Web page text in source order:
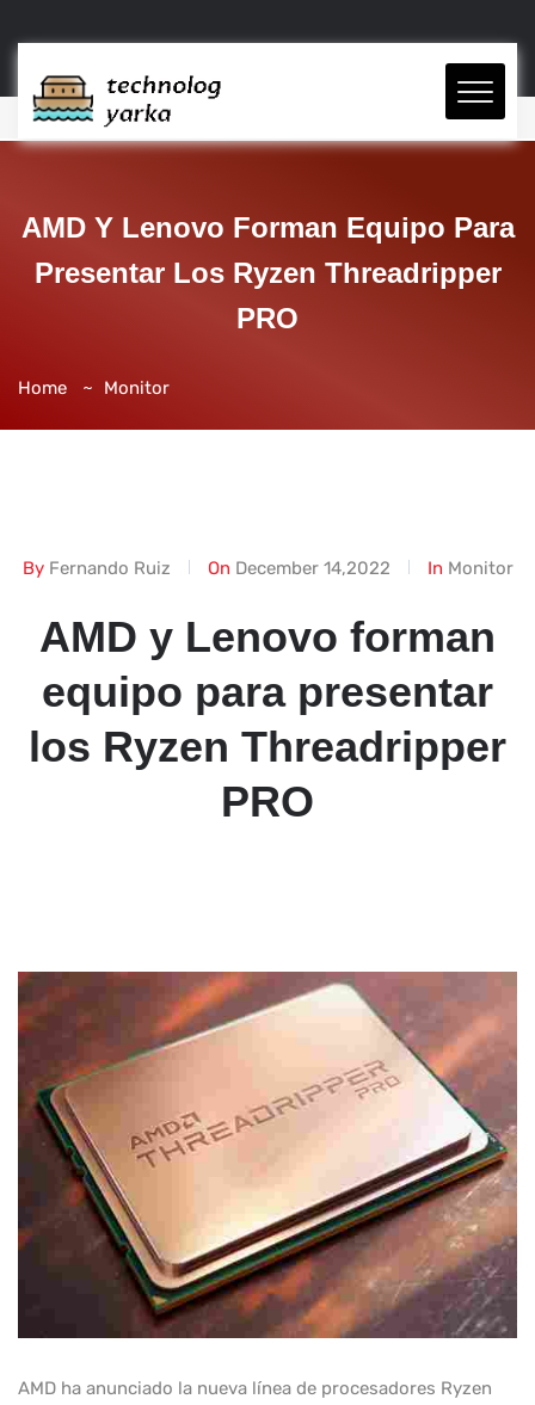
AMD Y Lenovo Forman Equipo Para
Presentar Los Ryzen Threadripper
PRO
Home Monitor
By Fernando Ruiz On December 14,2022 In Monitor
AMD y Lenovo forman
equipo para presentar
los Ryzen Threadripper
PRO
AMD ha anunciado la nueva línea de procesadores Ryzen